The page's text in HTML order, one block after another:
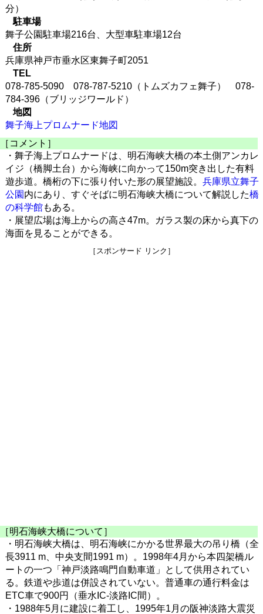
分）
駐車場
舞子公園駐車場216台、大型車駐車場12台
住所
兵庫県神戸市垂水区東舞子町2051
TEL
078-785-5090 078-787-5210（トムズカフェ舞子） 078-
784-396（ブリッジワールド）
地図
舞子海上プロムナード地図
［コメント］
・舞子海上プロムナードは、明石海峡大橋の本土側アンカレ
イジ（橋脚土台）から海峡に向かって150m突き出した有料
遊歩道。橋桁の下に張り付いた形の展望施設。 兵庫県立舞子
公園 内にあり、すぐそばに明石海峡大橋について解説した橋
の科学館もある。
・展望広場は海上からの高さ47m。ガラス製の床から真下の
海面を見ることができる。
［スポンサード リンク］
［明石海峡大橋について］
・明石海峡大橋は、明石海峡にかかる世界最大の吊り橋（全
長3911 m、中央支間1991 m）。1998年4月から本四架橋ル
ートの一つ「神戸淡路鳴門自動車道」として供用されてい
る。鉄道や歩道は併設されていない。普通車の通行料金は
ETC車で900円（垂水IC-淡路IC間）。
・1988年5月に建設に着工し、1995年1月の阪神淡路大震災